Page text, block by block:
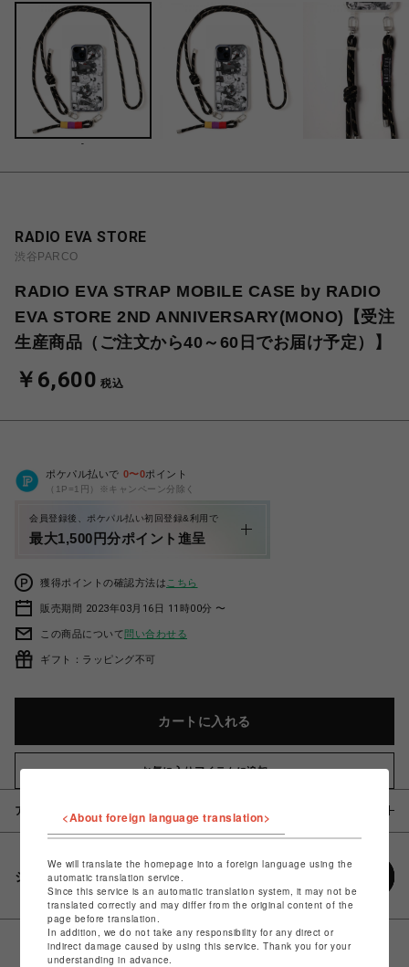
-
RADIO EVA STORE
渋谷PARCO
RADIO EVA STRAP MOBILE CASE by RADIO
EVA STORE 2ND ANNIVERSARY(MONO)【受注
生産商品（ご注文から40～60日でお届け予定）】
￥6,600 税込
ポケパル払いで 0〜0ポイント
（1P=1円）※キャンペーン分除く
会員登録後、ポケパル払い初回登録&利用で
最大1,500円分ポイント進呈
獲得ポイントの確認方法は こちら
販売期間 2023年03月16日 11時00分 〜
この商品について問い合わせる
ギフト：ラッピング不可
カートに入れる
お気に入りアイテムに追加
アイテム説明 / 素材
シェアする
<About foreign language translation>
We will translate the homepage into a foreign language using the
automatic translation service.
Since this service is an automatic translation system, it may not be
translated correctly and may differ from the original content of the
page before translation.
In addition, we do not take any responsibility for any direct or
indirect damage caused by using this service. Thank you for your
understanding in advance.